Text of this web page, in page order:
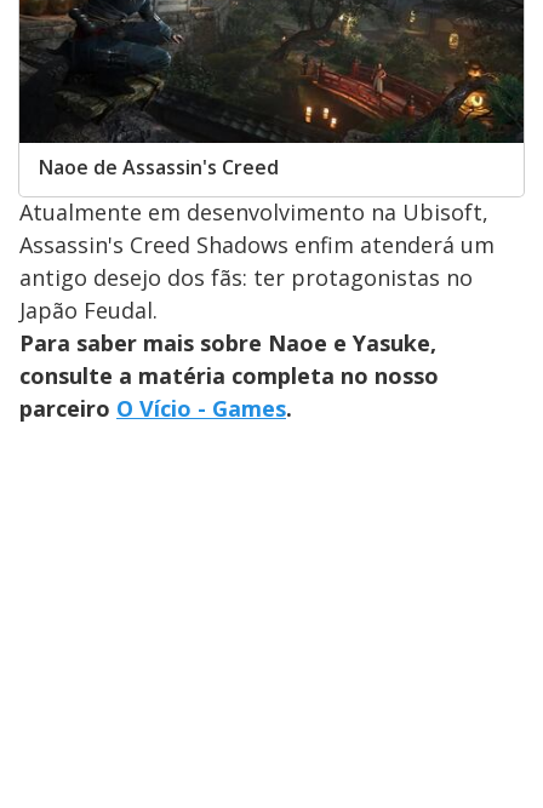
Naoe de Assassin's Creed
Atualmente em desenvolvimento na Ubisoft,
Assassin's Creed Shadows enfim atenderá um
antigo desejo dos fãs: ter protagonistas no
Japão Feudal.
Para saber mais sobre Naoe e Yasuke,
consulte a matéria completa no nosso
parceiro O Vício - Games.